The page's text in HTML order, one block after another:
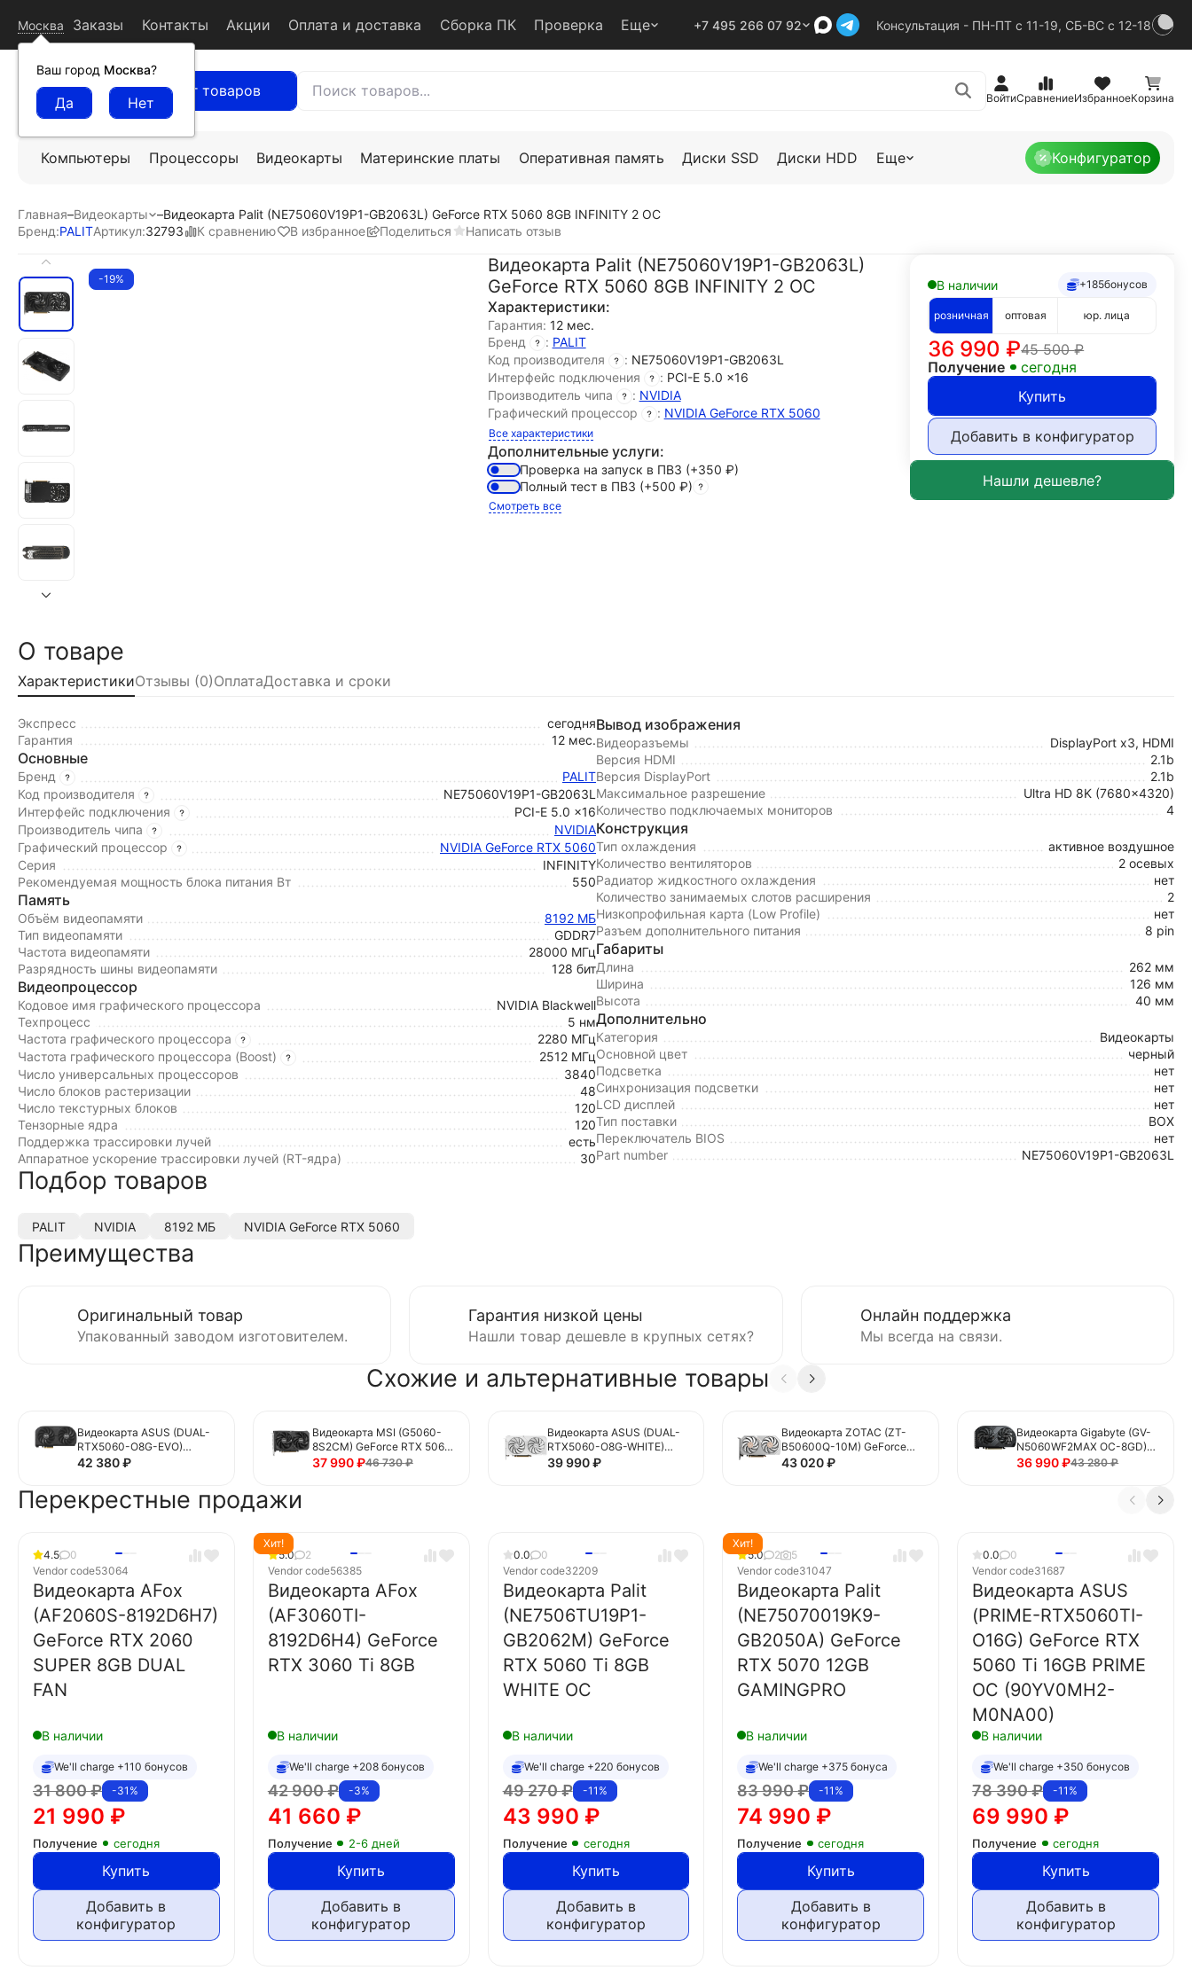
Москва
Ваш город Москва?
Заказы Контакты Акции Оплата и доставка Сборка ПК Проверка Еще +7 495 266 07 92 Консультация - ПН-ПТ с 11-19, СБ-ВС с 12-18
Каталог товаров ВойтиСравнениеИзбранноеКорзина
Компьютеры Процессоры Видеокарты Материнские платы Оперативная память Диски SSD Диски HDD Еще Конфигуратор
Главная–Видеокарты –Видеокарта Palit (NE75060V19P1-GB2063L) GeForce RTX 5060 8GB INFINITY 2 OC
Бренд:PALITАртикул:32793 К сравнению В избранное Поделиться Написать отзыв
-19%
Видеокарта Palit (NE75060V19P1-GB2063L)
GeForce RTX 5060 8GB INFINITY 2 OC
Характеристики:
Гарантия: 12 мес.
Бренд
: PALIT
Код производителя
: NE75060V19P1-GB2063L
Интерфейс подключения
: PCI-E 5.0 x16
Производитель чипа
: NVIDIA
Графический процессор
: NVIDIA GeForce RTX 5060
Все характеристики
Дополнительные услуги:
Проверка на запуск в ПВЗ (+350 ₽)
Полный тест в ПВЗ (+500 ₽)
Смотреть все
В наличии +185бонусов
розничная оптовая юр. лица
45 500₽
36 990 ₽
Получение
сегодня
Купить
Добавить в конфигуратор
О товаре
ХарактеристикиОтзывы (0)ОплатаДоставка и сроки
Экспресс
сегодня
Гарантия
12 мес.
Основные
Бренд
PALIT
Код производителя
NE75060V19P1-GB2063L
Интерфейс подключения
PCI-E 5.0 x16
Производитель чипа
NVIDIA
Графический процессор
NVIDIA GeForce RTX 5060
Серия
INFINITY
Рекомендуемая мощность блока питания Вт
550
Память
Объём видеопамяти
8192 МБ
Тип видеопамяти
GDDR7
Частота видеопамяти
28000 МГц
Разрядность шины видеопамяти
128 бит
Видеопроцессор
Кодовое имя графического процессора
NVIDIA Blackwell
Техпроцесс
5 нм
Частота графического процессора
2280 МГц
Частота графического процессора (Boost)
2512 МГц
Число универсальных процессоров
3840
Число блоков растеризации
48
Число текстурных блоков
120
Тензорные ядра
120
Поддержка трассировки лучей
есть
Аппаратное ускорение трассировки лучей (RT-ядра)
30
Вывод изображения
Видеоразъемы
DisplayPort x3, HDMI
Версия HDMI
2.1b
Версия DisplayPort
2.1b
Максимальное разрешение
Ultra HD 8K (7680x4320)
Количество подключаемых мониторов
4
Конструкция
Тип охлаждения
активное воздушное
Количество вентиляторов
2 осевых
Радиатор жидкостного охлаждения
нет
Количество занимаемых слотов расширения
2
Низкопрофильная карта (Low Profile)
нет
Разъем дополнительного питания
8 pin
Габариты
Длина
262 мм
Ширина
126 мм
Высота
40 мм
Дополнительно
Категория
Видеокарты
Основной цвет
черный
Подсветка
нет
Синхронизация подсветки
нет
LCD дисплей
нет
Тип поставки
BOX
Переключатель BIOS
нет
Part number
NE75060V19P1-GB2063L
Подбор товаров
PALIT NVIDIA 8192 МБ NVIDIA GeForce RTX 5060
Преимущества
Оригинальный товар
Упакованный заводом изготовителем.
Гарантия низкой цены
Нашли товар дешевле в крупных сетях?
Онлайн поддержка
Мы всегда на связи.
Схожие и альтернативные товары
Видеокарта ASUS (DUAL-
RTX5060-O8G-EVO)
GeForce RTX 5060 8GB
42 380₽
Видеокарта MSI (G5060-
8S2CM) GeForce RTX 5060
8G SHADOW 2X OC MAX
46 730₽
37 990₽
Видеокарта ASUS (DUAL-
RTX5060-O8G-WHITE)
GeForce RTX 5060 8GB
39 990₽
Видеокарта ZOTAC (ZT-
B50600Q-10M) GeForce
RTX 5060 8GB Twin Edge
43 020₽
Видеокарта Gigabyte (GV-
N5060WF2MAX OC-8GD)
GeForce RTX 5060 8GB
43 280₽
36 990₽
Перекрестные продажи
4.5
0
Vendor code53064
Видеокарта AFox
(AF2060S-8192D6H7)
GeForce RTX 2060
SUPER 8GB DUAL
FAN
В наличии
We'll charge +110 бонусов
-31%
31 800₽
21 990 ₽
Получение сегодня
Купить
Добавить в
конфигуратор
Хит!
5.0
2
Vendor code56385
Видеокарта AFox
(AF3060TI-
8192D6H4) GeForce
RTX 3060 Ti 8GB
В наличии
We'll charge +208 бонусов
-3%
42 900₽
41 660 ₽
Получение 2-6 дней
Купить
Добавить в
конфигуратор
0.0
0
Vendor code32209
Видеокарта Palit
(NE7506TU19P1-
GB2062M) GeForce
RTX 5060 Ti 8GB
WHITE OC
В наличии
We'll charge +220 бонусов
-11%
49 270₽
43 990 ₽
Получение сегодня
Купить
Добавить в
конфигуратор
Хит!
5.0
2
5
Vendor code31047
Видеокарта Palit
(NE75070019K9-
GB2050A) GeForce
RTX 5070 12GB
GAMINGPRO
В наличии
We'll charge +375 бонуса
-11%
83 990₽
74 990 ₽
Получение сегодня
Купить
Добавить в
конфигуратор
0.0
0
Vendor code31687
Видеокарта ASUS
(PRIME-RTX5060TI-
O16G) GeForce RTX
5060 Ti 16GB PRIME
OC (90YV0MH2-
M0NA00)
В наличии
We'll charge +350 бонусов
-11%
78 390₽
69 990 ₽
Получение сегодня
Купить
Добавить в
конфигуратор